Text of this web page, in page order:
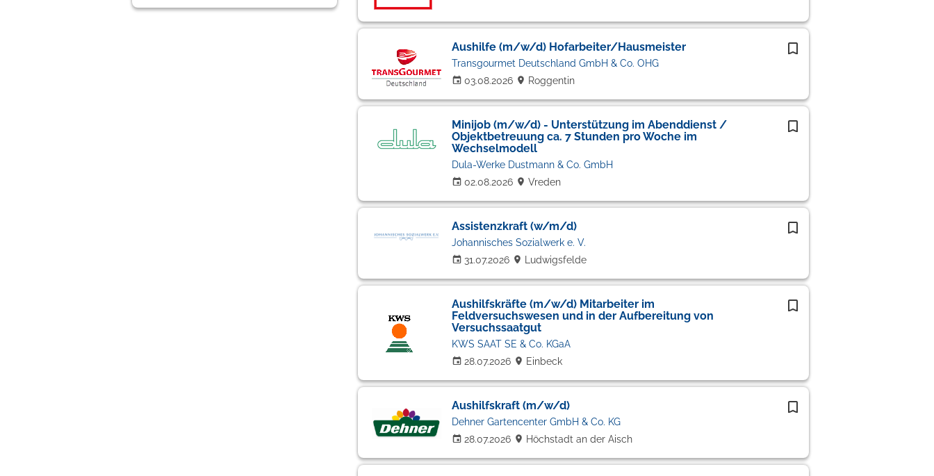
Aushilfe (m/w/d) Hofarbeiter/Hausmeister
03.08.2026
Transgourmet Deutschland GmbH & Co. OHG
Roggentin
Minijob (m/w/d) - Unterstützung im Abenddienst /
Objektbetreuung ca. 7 Stunden pro Woche im
Wechselmodell
02.08.2026
Dula-Werke Dustmann & Co. GmbH
Vreden
Assistenzkraft (w/m/d)
31.07.2026
Johannisches Sozialwerk e. V.
Ludwigsfelde
Aushilfskräfte (m/w/d) Mitarbeiter im
Feldversuchswesen und in der Aufbereitung von
Versuchssaatgut
28.07.2026
KWS SAAT SE & Co. KGaA
Einbeck
Aushilfskraft (m/w/d)
28.07.2026
Dehner Gartencenter GmbH & Co. KG
Höchstadt an der Aisch